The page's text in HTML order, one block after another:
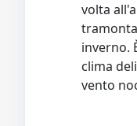
volta
inverno.
clima
vento